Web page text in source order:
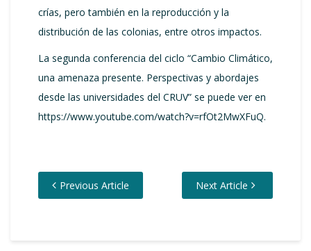
crías, pero también en la reproducción y la
distribución de las colonias, entre otros impactos.
La segunda conferencia del ciclo “Cambio Climático,
una amenaza presente. Perspectivas y abordajes
desde las universidades del CRUV” se puede ver en
https://www.youtube.com/watch?v=rfOt2MwXFuQ.
Previous Article Next Article